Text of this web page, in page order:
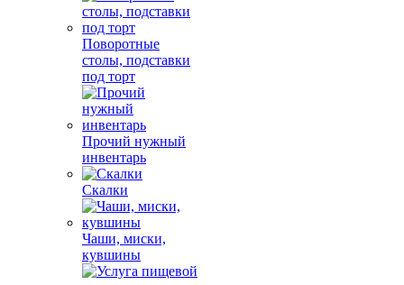
Поворотные
столы, подставки
под торт
Прочий нужный
инвентарь
Скалки
Чаши, миски,
кувшины